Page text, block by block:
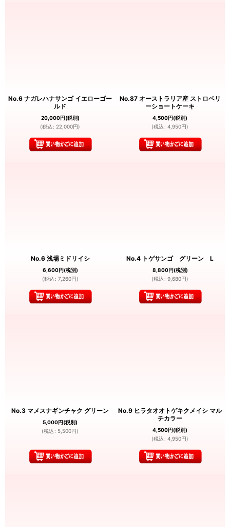
No.6 ナガレハナサンゴ イエローゴー
ルド
20,000円(税別)
(税込 : 22,000円)
No.87 オーストラリア産 ストロベリ
ーショートケーキ
4,500円(税別)
(税込 : 4,950円)
No.6 浅場ミドリイシ
6,600円(税別)
(税込 : 7,260円)
No.4 トゲサンゴ グリーン L
8,800円(税別)
(税込 : 9,680円)
No.3 マメスナギンチャク グリーン
5,000円(税別)
(税込 : 5,500円)
No.9 ヒラタオオトゲキクメイシ マル
チカラー
4,500円(税別)
(税込 : 4,950円)